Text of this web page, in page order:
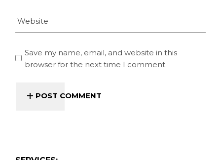
Save my name, email, and website in this
browser for the next time I comment.
POST COMMENT